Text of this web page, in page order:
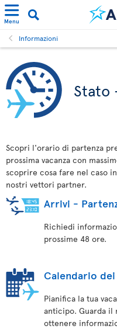
Menu
Informazioni
Stato
Scopri l'orario di partenza
prossima vacanza con
scoprire cosa fare nel caso
nostri vettori partner.
Arrivi -
Richiedi
prossime 48 ore.
Calendario
Pianifica la tua
anticipo. Guarda il
ottenere